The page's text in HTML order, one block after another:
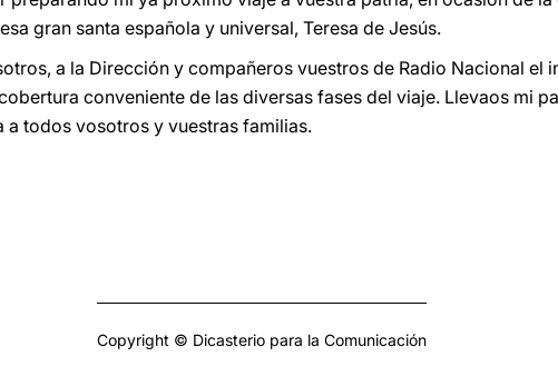
gran santa española y universal, Teresa de Jesús.
a la Dirección y compañeros vuestros de Radio Nacional el
conveniente de las diversas fases del viaje. Llevaos mi
a todos vosotros y vuestras familias.
Copyright © Dicasterio para la Comunicación